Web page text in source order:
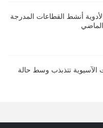
أنشط القطاعات المدرجة
الآسيوية تتذبذب وسط حالة